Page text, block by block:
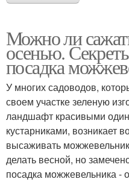
Можно ли
осенью.
посадка
У многих садоводов,
своем участке зеленую
ландшафт красивыми
кустарниками, возникает
высаживать
делать весной, но
посадка можжевельника -